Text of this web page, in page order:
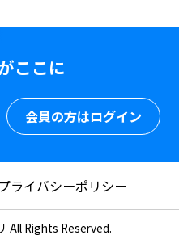
ここに
会員の方はログイン
プライバシーポリシー
All Rights Reserved.